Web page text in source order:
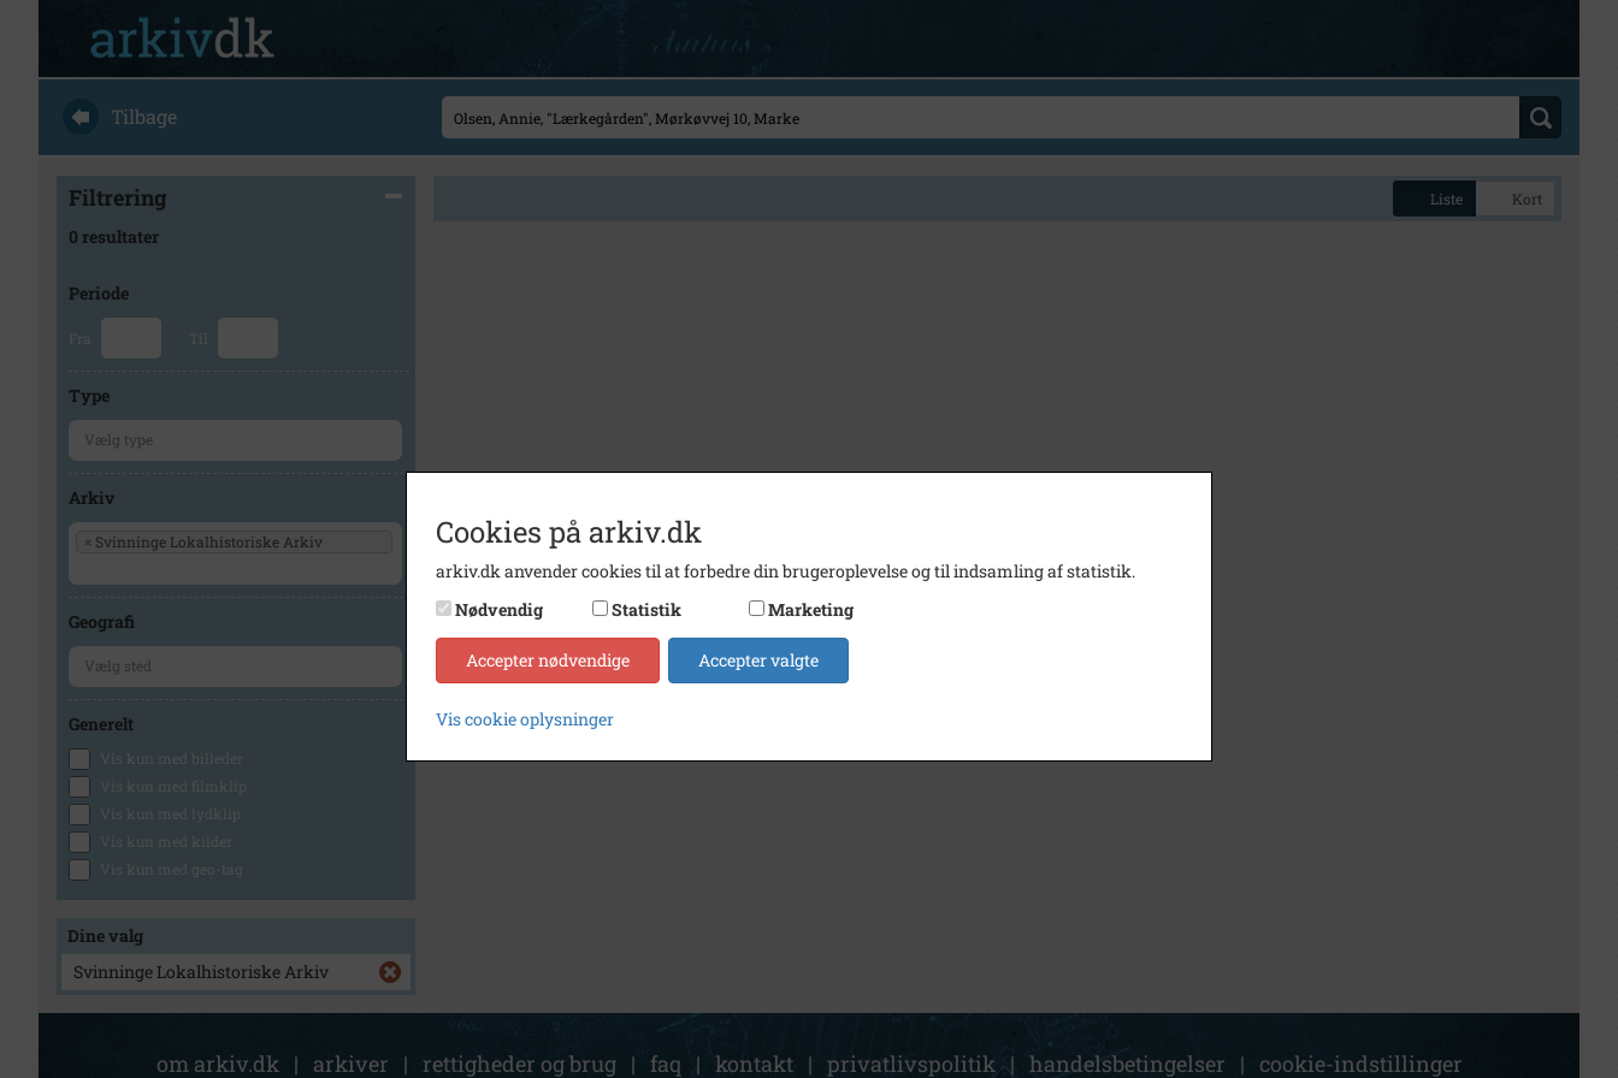
Tilbage
Filtrering
0 resultater
Periode
Fra Til
Type
Arkiv
× Svinninge Lokalhistoriske Arkiv
Geografi
Generelt
Vis kun med billeder
Vis kun med filmklip
Vis kun med lydklip
Vis kun med kilder
Vis kun med geo-tag
Dine valg
Svinninge Lokalhistoriske Arkiv
Liste Kort
om arkiv.dk | arkiver | rettigheder og brug | faq | kontakt | privatlivspolitik | handelsbetingelser | cookie-indstillinger
Cookies på arkiv.dk
arkiv.dk anvender cookies til at forbedre din brugeroplevelse og til indsamling af statistik.
Nødvendig
Statistik Marketing
Accepter nødvendige Accepter valgte
Vis cookie oplysninger